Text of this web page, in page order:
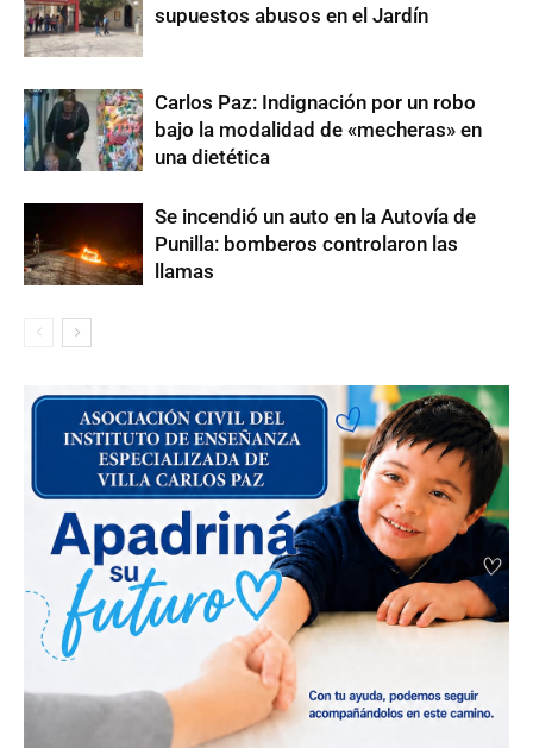
supuestos abusos en el Jardín
Carlos Paz: Indignación por un robo
bajo la modalidad de «mecheras» en
una dietética
Se incendió un auto en la Autovía de
Punilla: bomberos controlaron las
llamas